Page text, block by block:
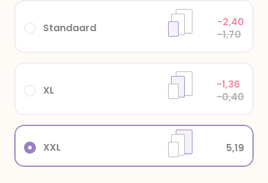
XXL 5,19
XL
-1,36
-0,40
Standaard
-2,40
-1,70